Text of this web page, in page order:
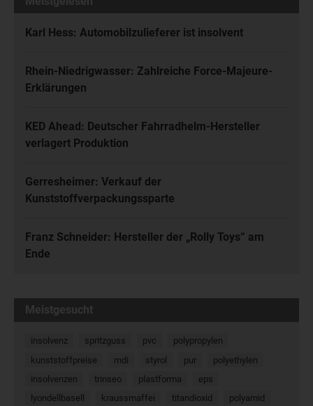
Karl Hess: Automobilzulieferer ist insolvent
Rhein-Niedrigwasser: Zahlreiche Force-Majeure-
Erklärungen
KED Ahead: Deutscher Fahrradhelm-Hersteller
verlagert Produktion
Gerresheimer: Verkauf der
Kunststoffverpackungssparte
Franz Schneider: Hersteller der „Rolly Toys“ am
Ende
Meistgesucht
insolvenz spritzguss pvc
polypropylen
kunststoffpreise
mdi styrol pur
polyethylen
insolvenzen
trinseo plastforma
eps
lyondellbasell
kraussmaffei titandioxid
polyamid